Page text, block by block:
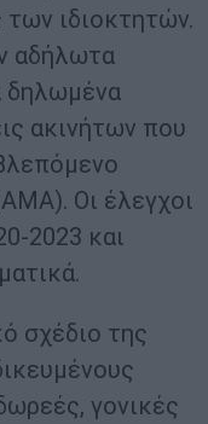
ιδιοκτητών.
αδήλωτα
δηλωμένα
ακινήτων που
Οι έλεγχοι
2023 και
σχέδιο της
γονικές